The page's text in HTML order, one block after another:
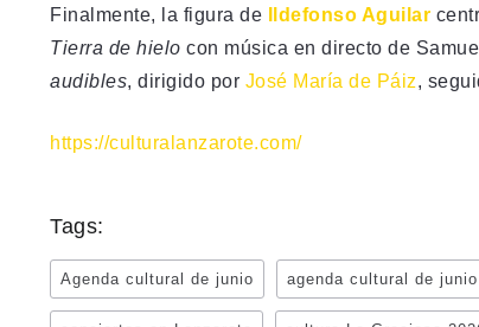
Finalmente, la figura de Ildefonso Aguilar
Tierra de hielo con música en directo de
audibles, dirigido por José María de Páiz,
https://culturalanzarote.com/
Tags:
Agenda cultural de junio agenda cultural de